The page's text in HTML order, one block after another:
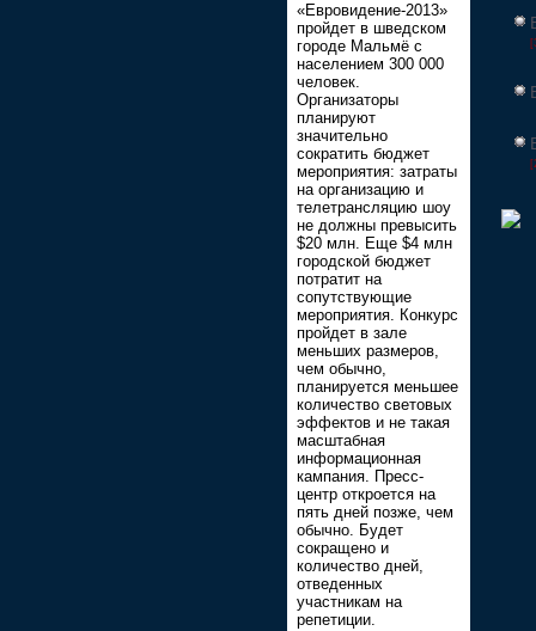
«Евровидение-2013»
пройдет в шведском
городе Мальмё с
населением 300 000
человек.
Организаторы
планируют
значительно
сократить бюджет
мероприятия: затраты
на организацию и
телетрансляцию шоу
не должны превысить
$20 млн. Еще $4 млн
городской бюджет
потратит на
сопутствующие
мероприятия. Конкурс
пройдет в зале
меньших размеров,
чем обычно,
планируется меньшее
количество световых
эффектов и не такая
масштабная
информационная
кампания. Пресс-
центр откроется на
пять дней позже, чем
обычно. Будет
сокращено и
количество дней,
отведенных
участникам на
репетиции.